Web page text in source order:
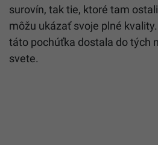
surovín, tak tie, ktoré tam
môžu ukázať svoje plné
táto pochúťka dostala do tých
svete.